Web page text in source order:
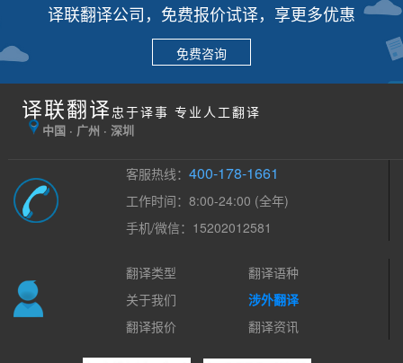
译联翻译公司，免费报价试译，享更多优惠
免费咨询
译联翻译 忠于译事 专业人工翻译
中国 · 广州 · 深圳
客服热线：400-178-1661
工作时间：8:00-24:00 (全年)
手机/微信：15202012581
翻译类型
翻译语种
关于我们
涉外翻译
翻译报价
翻译资讯